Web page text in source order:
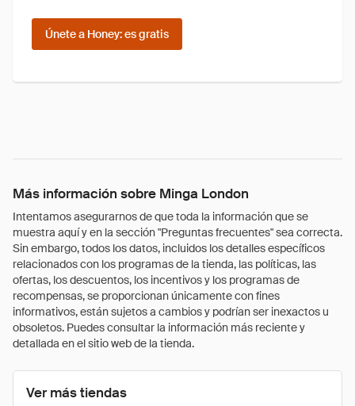
Únete a Honey: es gratis
Más información sobre Minga London
Intentamos asegurarnos de que toda la información que se
muestra aquí y en la sección "Preguntas frecuentes" sea correcta.
Sin embargo, todos los datos, incluidos los detalles específicos
relacionados con los programas de la tienda, las políticas, las
ofertas, los descuentos, los incentivos y los programas de
recompensas, se proporcionan únicamente con fines
informativos, están sujetos a cambios y podrían ser inexactos u
obsoletos. Puedes consultar la información más reciente y
detallada en el sitio web de la tienda.
Ver más tiendas